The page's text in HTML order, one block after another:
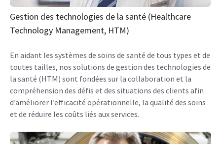
Gestion des technologies de la santé (Healthcare
Technology Management, HTM)
En aidant les systèmes de soins de santé de tous types et de
toutes tailles, nos solutions de gestion des technologies de
la santé (HTM) sont fondées sur la collaboration et la
compréhension des défis et des situations des clients afin
d’améliorer l’efficacité opérationnelle, la qualité des soins
et de réduire les coûts liés aux services.